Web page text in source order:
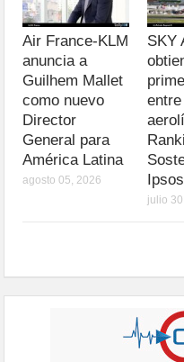
Air France-KLM
anuncia a
Guilhem Mallet
como nuevo
Director
General para
América Latina
agosto 05, 2026
SKY
julio